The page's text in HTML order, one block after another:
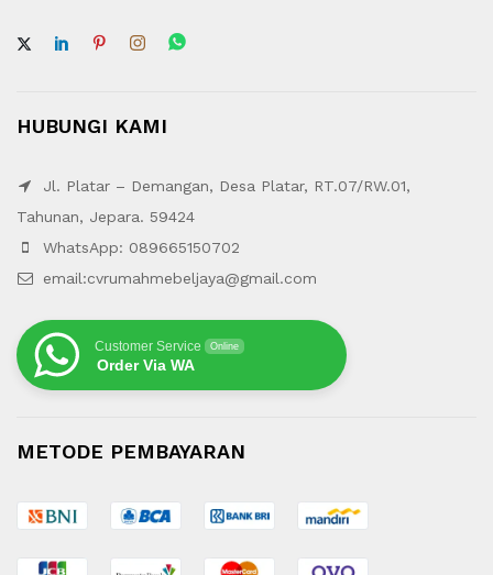
HUBUNGI KAMI
Jl. Platar – Demangan, Desa Platar, RT.07/RW.01,
Tahunan, Jepara. 59424
WhatsApp: 089665150702
email:cvrumahmebeljaya@gmail.com
Customer Service Online
Order Via WA
METODE PEMBAYARAN